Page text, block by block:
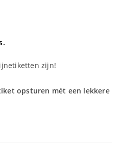
zijn!
opsturen mét een lekkere